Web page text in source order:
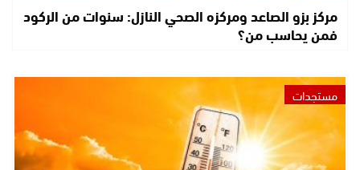
مركز بزو الصاعد ومركزه الصحي النازل: سنوات من الركود
فمن يحاسب من؟
مستجدات